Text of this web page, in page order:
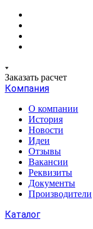
Заказать расчет
Компания
О компании
История
Новости
Идеи
Отзывы
Вакансии
Реквизиты
Документы
Производители
Каталог